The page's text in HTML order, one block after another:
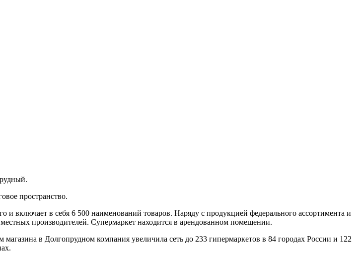
пространство.
включает в себя 6 500 наименований товаров. Наряду с продукцией федерального ассортимента и
производителей. Супермаркет находится в арендованном помещении.
в Долгопрудном компания увеличила сеть до 233 гипермаркетов в 84 городах России и 122